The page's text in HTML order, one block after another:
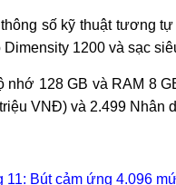
số kỹ thuật tương
1200 và sạc
nhớ 128 GB và RAM 8
VNĐ) và 2.499 Nhân
11: Bút cảm ứng 4.096